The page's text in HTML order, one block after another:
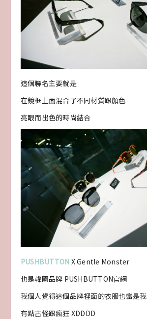
這個聯名主要就是
在鏡框上面混合了不同材質跟顏色
亮眼而出色的時尚結合
PUSHBUTTON X Gentle Monster
也是韓國品牌 PUSHBUTTON官網
我個人覺得這個品牌裡面的衣服也蠻是
有點古怪跟瘋狂 XDDDD